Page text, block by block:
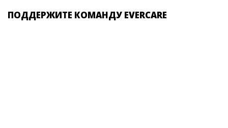
ПОДДЕРЖИТЕ КОМАНДУ EVERCARE